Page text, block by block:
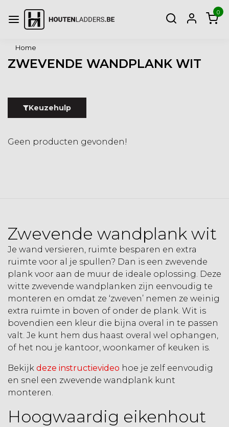
0
Home
ZWEVENDE WANDPLANK WIT
Keuzehulp
Geen producten gevonden!
Zwevende wandplank wit
Je wand versieren, ruimte besparen en extra
ruimte voor al je spullen? Dan is een zwevende
plank voor aan de muur de ideale oplossing. Deze
witte zwevende wandplanken zijn eenvoudig te
monteren en omdat ze ‘zweven’ nemen ze weinig
extra ruimte in boven of onder de plank. Wit is
bovendien een kleur die bijna overal in te passen
valt. Je kunt hem dus haast overal wel ophangen,
of het nou je kantoor, woonkamer of keuken is.
Bekijk deze instructievideo hoe je zelf eenvoudig
en snel een zwevende wandplank kunt
monteren.
Hoogwaardig eikenhout